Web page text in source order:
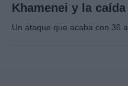
Khamenei y la
Un ataque que acaba con 36